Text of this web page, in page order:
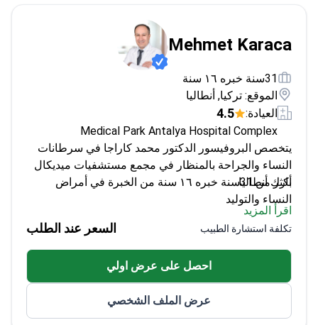
Mehmet Karaca
31سنة خبره ١٦ سنة
الموقع: تركيا, أنطاليا
العيادة:
4.5
Medical Park Antalya Hospital Complex
يتخصص البروفيسور الدكتور محمد كاراجا في سرطانات
النساء والجراحة بالمنظار في مجمع مستشفيات ميديكال
بارك أنطاليا.
أكثر من 31سنة خبره ١٦ سنة من الخبرة في أمراض
النساء والتوليد
تدرب على جراحة الأورام النسائية من قبل وزارة
الصحة
خبير في حالات الحمل عالية الخطورة وعلاجات العقم
رئيس سريري سابق في مستشفى أنطاليا للتدريب
والبحوث
اقرأ المزيد
تكلفة استشارة الطبيب السعر عند الطلب
احصل على عرض اولي
عرض الملف الشخصي